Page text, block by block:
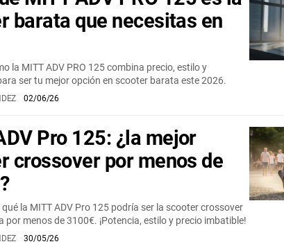
barata que necesitas en
la MITT ADV PRO 125 combina precio, estilo y
ser tu mejor opción en scooter barata este 2026.
02/06/26
Pro 125: ¿la mejor
crossover por menos de
qué la MITT ADV Pro 125 podría ser la scooter crossover
por menos de 3100€. ¡Potencia, estilo y precio imbatible!
30/05/26